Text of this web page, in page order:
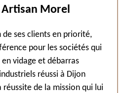
Morel
ses clients en priorité,
pour les sociétés qui
vidage et débarras
réussi à Dijon
de la mission qui lui